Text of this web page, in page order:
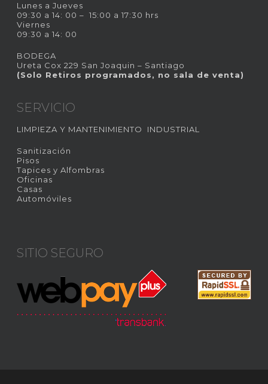
Lunes a Jueves
09:30 a 14: 00 – 15:00 a 17:30 hrs
Viernes
09:30 a 14: 00
BODEGA
Ureta Cox 229 San Joaquin – Santiago
(Solo Retiros programados, no sala de venta)
SERVICIO
LIMPIEZA Y MANTENIMIENTO INDUSTRIAL
Sanitización
Pisos
Tapices y Alfombras
Oficinas
Casas
Automóviles
SITIO SEGURO